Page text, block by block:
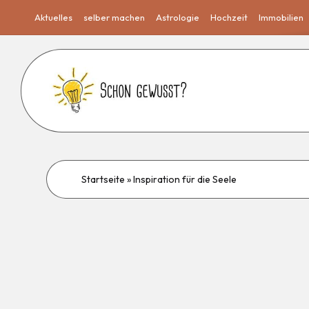
Aktuelles selber machen Astrologie Hochzeit Immobilien
Startseite »Inspiration für die Seele